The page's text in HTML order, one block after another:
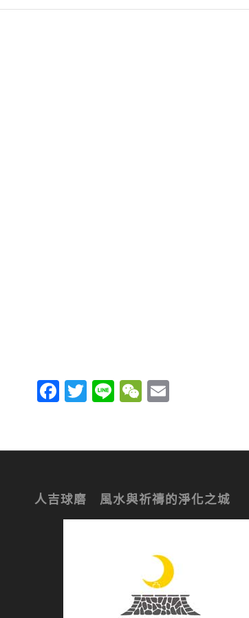
Facebook
Twitter
LineWeChat
人吉球磨 風水與祈禱的淨化之城